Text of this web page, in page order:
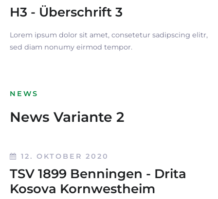
H3 - Überschrift 3
Lorem ipsum dolor sit amet, consetetur sadipscing elitr,
sed diam nonumy eirmod tempor.
NEWS
News Variante 2
12. OKTOBER 2020
TSV 1899 Benningen - Drita
Kosova Kornwestheim